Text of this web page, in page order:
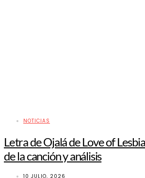
NOTICIAS
Letra de Ojalá de Love of
de la canción y análisis
10 JULIO, 2026